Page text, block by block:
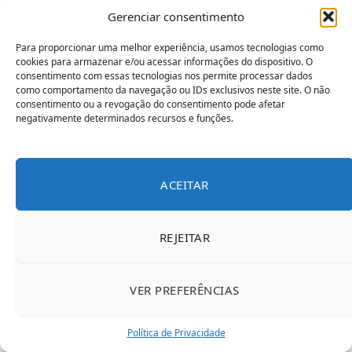
Gerenciar consentimento
Para proporcionar uma melhor experiência, usamos tecnologias como
cookies para armazenar e/ou acessar informações do dispositivo. O
consentimento com essas tecnologias nos permite processar dados
como comportamento da navegação ou IDs exclusivos neste site. O não
consentimento ou a revogação do consentimento pode afetar
negativamente determinados recursos e funções.
ACEITAR
REJEITAR
VER PREFERÊNCIAS
Política de Privacidade